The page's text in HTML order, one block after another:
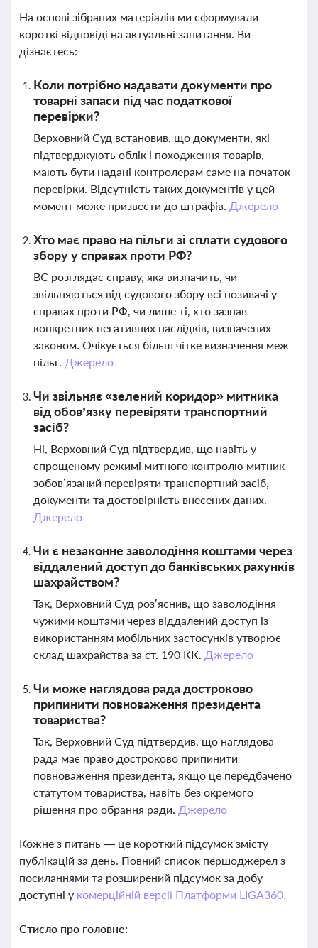
На основі зібраних матеріалів ми сформували
короткі відповіді на актуальні запитання. Ви
дізнаєтесь:
Коли потрібно надавати документи про
товарні запаси під час податкової
перевірки?
Верховний Суд встановив, що документи, які
підтверджують облік і походження товарів,
мають бути надані контролерам саме на початок
перевірки. Відсутність таких документів у цей
момент може призвести до штрафів. Джерело
Хто має право на пільги зі сплати судового
збору у справах проти РФ?
ВС розглядає справу, яка визначить, чи
звільняються від судового збору всі позивачі у
справах проти РФ, чи лише ті, хто зазнав
конкретних негативних наслідків, визначених
законом. Очікується більш чітке визначення меж
пільг. Джерело
Чи звільняє «зелений коридор» митника
від обов’язку перевіряти транспортний
засіб?
Ні, Верховний Суд підтвердив, що навіть у
спрощеному режимі митного контролю митник
зобов’язаний перевіряти транспортний засіб,
документи та достовірність внесених даних.
Джерело
Чи є незаконне заволодіння коштами через
віддалений доступ до банківських рахунків
шахрайством?
Так, Верховний Суд роз’яснив, що заволодіння
чужими коштами через віддалений доступ із
використанням мобільних застосунків утворює
склад шахрайства за ст. 190 КК. Джерело
Чи може наглядова рада достроково
припинити повноваження президента
товариства?
Так, Верховний Суд підтвердив, що наглядова
рада має право достроково припинити
повноваження президента, якщо це передбачено
статутом товариства, навіть без окремого
рішення про обрання ради. Джерело
Кожне з питань — це короткий підсумок змісту
публікацій за день. Повний список першоджерел з
посиланнями та розширений підсумок за добу
доступні у комерційній версії Платформи LIGA360.
Стисло про головне: